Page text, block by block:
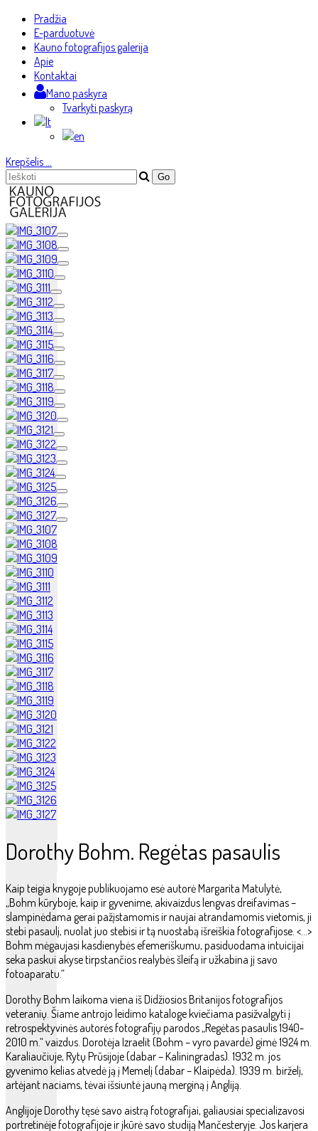
Pradžia
E-parduotuvė
Kauno fotografijos galerija
Apie
Kontaktai
Mano paskyra
Tvarkyti paskyrą
Krepšelis …
Dorothy Bohm. Regėtas pasaulis
Kaip teigia knygoje publikuojamo esė autorė Margarita Matulytė,
„Bohm kūryboje, kaip ir gyvenime, akivaizdus lengvas dreifavimas –
slampinėdama gerai pažįstamomis ir naujai atrandamomis vietomis, ji
stebi pasaulį, nuolat juo stebisi ir tą nuostabą išreiškia fotografijose. <…>
Bohm mėgaujasi kasdienybės efemeriškumu, pasiduodama intuicijai
seka paskui akyse tirpstančios realybės šleifą ir užkabina jį savo
fotoaparatu.“
Dorothy Bohm laikoma viena iš Didžiosios Britanijos fotografijos
veteranių. Šiame antrojo leidimo kataloge kviečiama pasižvalgyti į
retrospektyvinės autorės fotografijų parodos „Regėtas pasaulis 1940-
2010 m.“ vaizdus. Dorotėja Izraelit (Bohm – vyro pavardė) gimė 1924 m.
Karaliaučiuje, Rytų Prūsijoje (dabar – Kaliningradas). 1932 m. jos
gyvenimo kelias atvedė ją į Memelį (dabar – Klaipėda). 1939 m. birželį,
artėjant naciams, tėvai išsiuntė jauną merginą į Angliją.
Anglijoje Dorothy tęsė savo aistrą fotografijai, galiausiai specializavosi
portretinėje fotografijoje ir įkūrė savo studiją Mančesteryje. Jos karjera